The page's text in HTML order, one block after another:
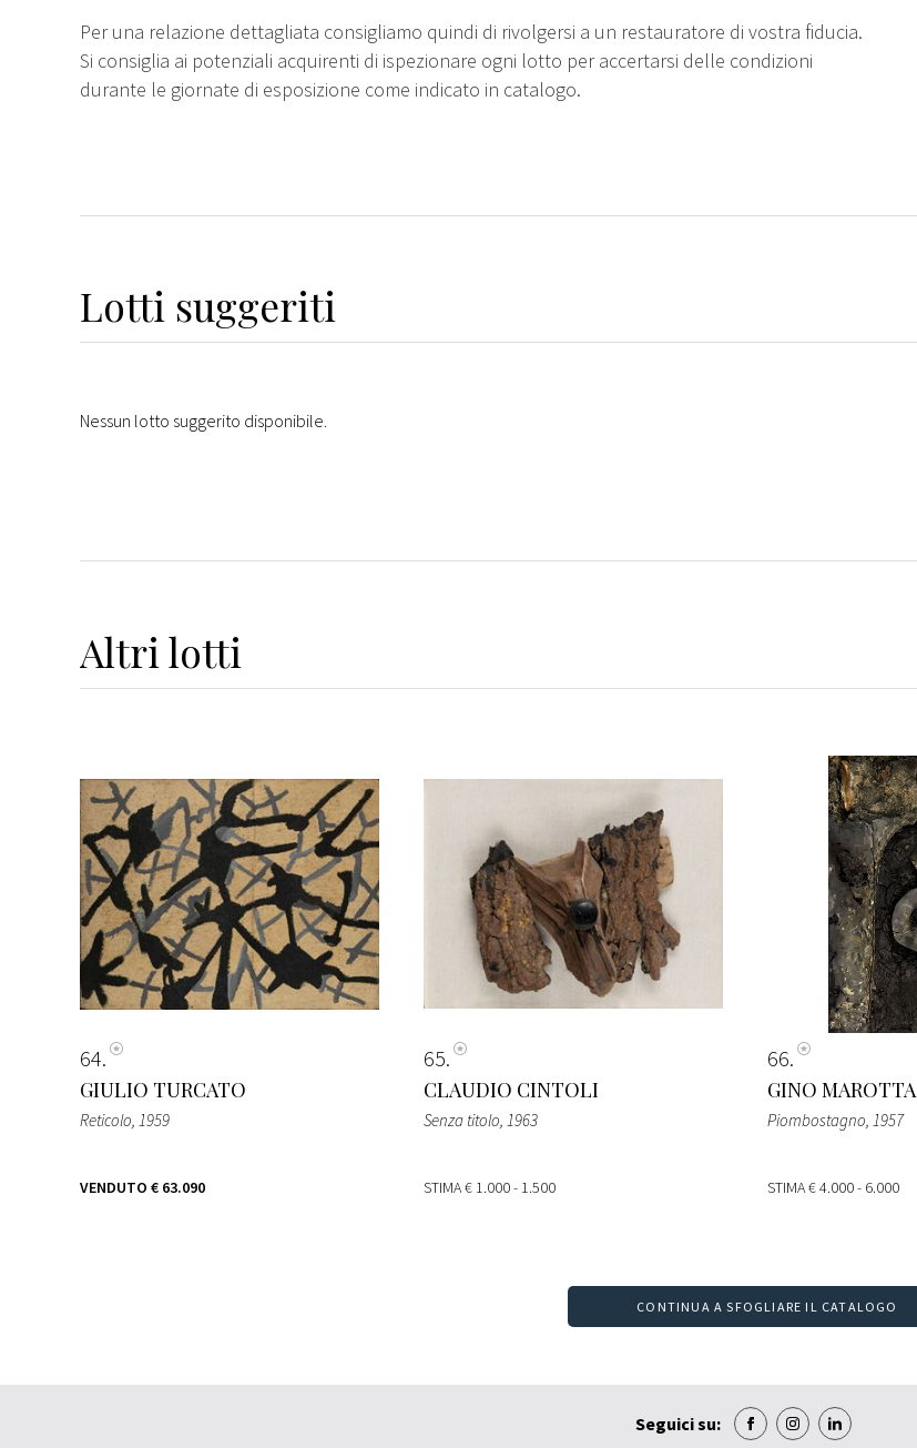
Per una relazione dettagliata consigliamo quindi di rivolgersi a un restauratore di vostra fiducia.
Si consiglia ai potenziali acquirenti di ispezionare ogni lotto per accertarsi delle condizioni
durante le giornate di esposizione come indicato in catalogo.
Lotti suggeriti
Nessun lotto suggerito disponibile.
Altri lotti
64
GIULIO TURCATO
Reticolo, 1959
VENDUTO € 63.090
65
CLAUDIO CINTOLI
Senza titolo, 1963
STIMA€ 1.000 - 1.500
66
GINO MAROTTA
Piombostagno, 1957
STIMA€ 4.000 - 6.000
CONTINUA A SFOGLIARE IL CATALOGO
Seguici su: